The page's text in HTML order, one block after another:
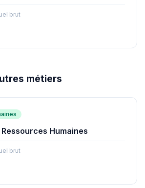
brut
métiers
Humaines
brut